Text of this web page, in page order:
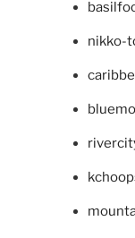
nikko-